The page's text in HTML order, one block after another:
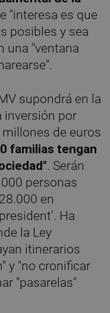
"interesa es que
posibles y sea
una "ventana
supondrá en la
inversión por
de euros
familias tengan
. Serán
personas
en
Ha
la Ley
itinerarios
y "no cronificar
"pasarelas"